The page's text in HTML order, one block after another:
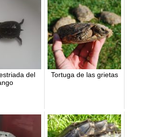
del
Tortuga de las grietas